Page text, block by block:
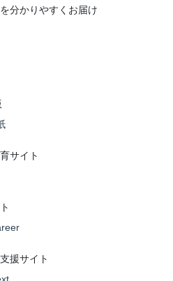
分かりやすくお届け
サイト
援サイト